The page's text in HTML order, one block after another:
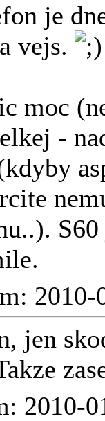
je
vejs.
moc
-
2010-
jen
2010-